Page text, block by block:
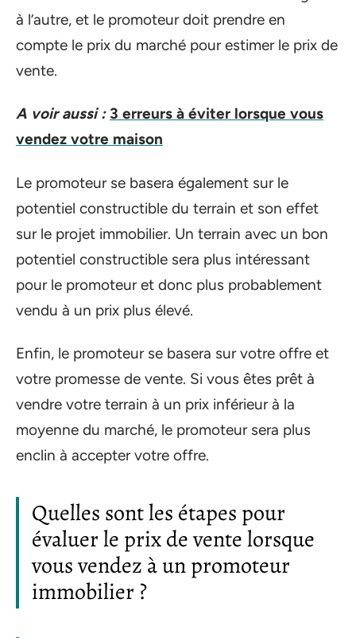
à l’autre, et le promoteur doit prendre en
compte le prix du marché pour estimer le prix de
vente.
A voir aussi : 3 erreurs à éviter lorsque vous
vendez votre maison
Le promoteur se basera également sur le
potentiel constructible du terrain et son effet
sur le projet immobilier. Un terrain avec un bon
potentiel constructible sera plus intéressant
pour le promoteur et donc plus probablement
vendu à un prix plus élevé.
Enfin, le promoteur se basera sur votre offre et
votre promesse de vente. Si vous êtes prêt à
vendre votre terrain à un prix inférieur à la
moyenne du marché, le promoteur sera plus
enclin à accepter votre offre.
Quelles sont les étapes pour
évaluer le prix de vente lorsque
vous vendez à un promoteur
immobilier ?